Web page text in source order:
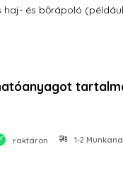
és bőrápoló
raktáron 1-2